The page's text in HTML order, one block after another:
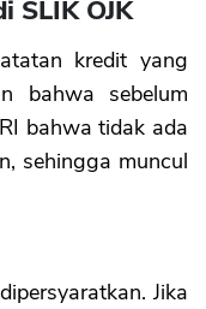
SLIK OJK
kredit yang
bahwa sebelum
bahwa tidak ada
sehingga muncul
Jika